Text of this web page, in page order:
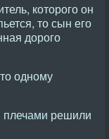
которого он
то сын его
дорого
одному
плечами решили